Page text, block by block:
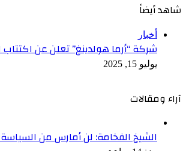
شاهد أيضاً
أخبار
شركة “أرما هولدينغ” تعلن عن
يوليو 15, 2025
آراء ومقالات
الشيخ الفخامة: لن أمارس من